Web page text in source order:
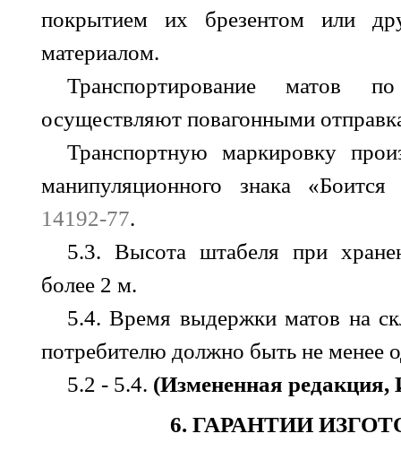
покрытием их брезентом или
материалом.
Транспортирование матов
осуществляют повагонными
Транспортную маркировку
манипуляционного знака
14192-77.
5.3. Высота штабеля при
более 2 м.
5.4. Время выдержки матов на
потребителю должно быть не менее
5.2 - 5.4. (Измененная
6. ГАРАНТИИ